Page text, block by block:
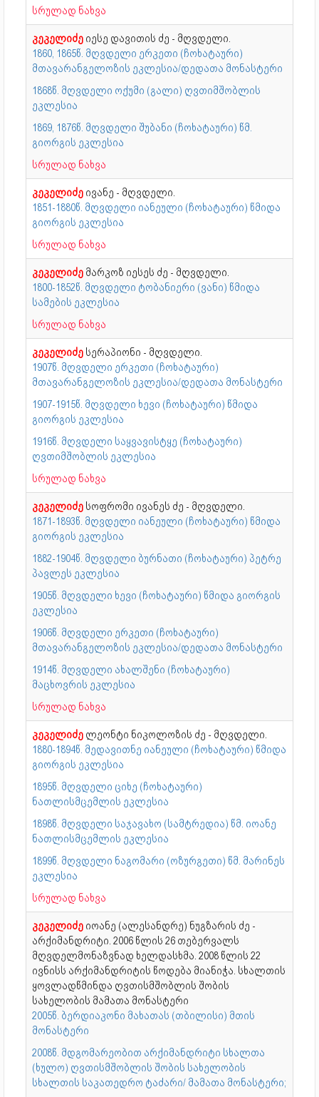
სრულად ნახვა
კეკელიძე იესე დავითის ძე - მღვდელი.
1860, 1865წ. მღვდელი ერკეთი (ჩოხატაური)
მთავარანგელოზის ეკლესია/დედათა მონასტერი
1868წ. მღვდელი ოქუმი (გალი) ღვთიმშობლის
ეკლესია
1869, 1876წ. მღვდელი შუბანი (ჩოხატაური) წმ.
გიორგის ეკლესია
სრულად ნახვა
კეკელიძე ივანე - მღვდელი.
1851-1880წ. მღვდელი იანეული (ჩოხატაური) წმიდა
გიორგის ეკლესია
სრულად ნახვა
კეკელიძე მარკოზ იესეს ძე - მღვდელი.
1800-1852წ. მღვდელი ტობანიერი (ვანი) წმიდა
სამების ეკლესია
სრულად ნახვა
კეკელიძე სერაპიონი - მღვდელი.
1907წ. მღვდელი ერკეთი (ჩოხატაური)
მთავარანგელოზის ეკლესია/დედათა მონასტერი
1907-1915წ. მღვდელი ხევი (ჩოხატაური) წმიდა
გიორგის ეკლესია
1916წ. მღვდელი საყვავისტყე (ჩოხატაური)
ღვთიმშობლის ეკლესია
სრულად ნახვა
კეკელიძე სოფრომი ივანეს ძე - მღვდელი.
1871-1893წ. მღვდელი იანეული (ჩოხატაური) წმიდა
გიორგის ეკლესია
1882-1904წ. მღვდელი ბურნათი (ჩოხატაური) პეტრე
პავლეს ეკლესია
1905წ. მღვდელი ხევი (ჩოხატაური) წმიდა გიორგის
ეკლესია
1906წ. მღვდელი ერკეთი (ჩოხატაური)
მთავარანგელოზის ეკლესია/დედათა მონასტერი
1914წ. მღვდელი ახალშენი (ჩოხატაური)
მაცხოვრის ეკლესია
სრულად ნახვა
კეკელიძე ლეონტი ნიკოლოზის ძე - მღვდელი.
1880-1894წ. მედავითნე იანეული (ჩოხატაური) წმიდა
გიორგის ეკლესია
1895წ. მღვდელი ციხე (ჩოხატაური)
ნათლისმცემლის ეკლესია
1898წ. მღვდელი საჯავახო (სამტრედია) წმ. იოანე
ნათლისმცემლის ეკლესია
1899წ. მღვდელი ნაგომარი (ოზურგეთი) წმ. მარინეს
ეკლესია
სრულად ნახვა
კეკელიძე იოანე (ალესანდრე) ნუგზარის ძე -
არქიმანდრიტი. 2006 წლის 26 თებერვალს
მღვდელმონაზვნად ხელდასხმა. 2008 წლის 22
ივნისს არქიმანდრიტის წოდება მიანიჭა. სხალთის
ყოვლადწმინდა ღვთისმშობლის შობის
სახელობის მამათა მონასტერი
2005წ. ბერდიაკონი მახათას (თბილისი) მთის
მონასტერი
2008წ. მდგომარეობით არქიმანდრიტი სხალთა
(ხულო) ღვთისმშობლის შობის სახელობის
სხალთის საკათედრო ტაძარი/ მამათა მონასტერი;